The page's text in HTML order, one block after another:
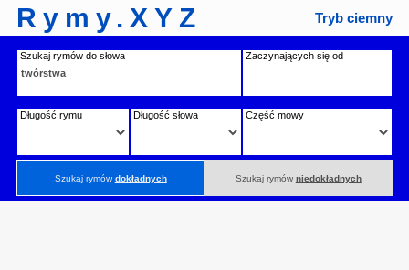
Rymy.XYZ Tryb ciemny
Szukaj rymów do słowa Zaczynających się od
Długość rymu Długość słowa Część mowy
Szukaj rymówdokładnych Szukaj rymów niedokładnych